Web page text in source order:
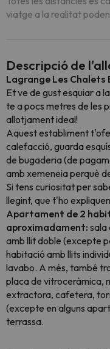
viatge a la realitat
Descripció de
Lagrange Les Chalets
Et ve de gust esquiar a
te a pocs metres de les
allotjament ideal!
Aquest establiment
calefacció, guarda
de bugaderia (de
amb xemeneia perquè
Si tens curiositat per
llegint, que t'ho
Apartament de 2
aproximadament: sala
amb llit doble (excepte
habitació amb llits
lavabo. A més, també
placa de vitroceràmica,
extractora, cafetera,
(excepte en alguns
terrassa.